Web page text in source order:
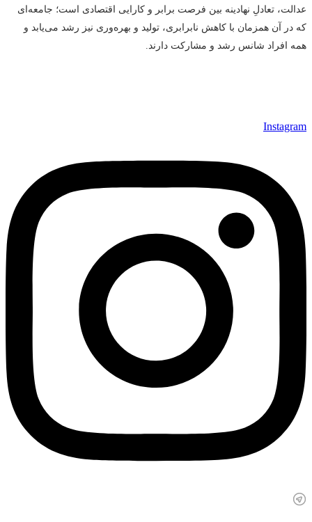
عدالت، تعادلِ نهادینه بین فرصت برابر و کارایی اقتصادی است؛ جامعه‌ای
که در آن همزمان با کاهش نابرابری، تولید و بهره‌وری نیز رشد می‌یابد و
همه افراد شانس رشد و مشارکت دارند.
Instagram